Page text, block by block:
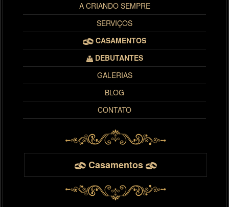
A CRIANDO SEMPRE
SERVIÇOS
CASAMENTOS
DEBUTANTES
GALERIAS
BLOG
CONTATO
Casamentos